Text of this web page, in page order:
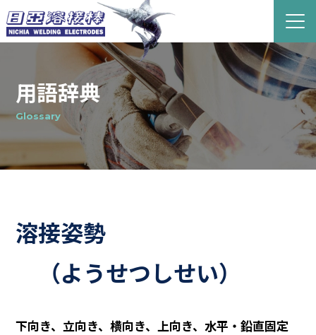
用語辞典
Glossary
溶接姿勢
（ようせつしせい）
下向き、立向き、横向き、上向き、水平・鉛直固定